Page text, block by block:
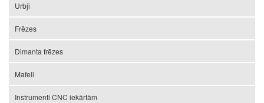
Urbji
Frēzes
Dimanta frēzes
Mafell
Instrumenti CNC iekārtām